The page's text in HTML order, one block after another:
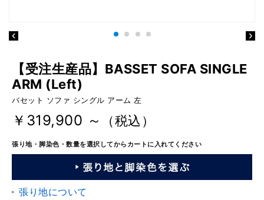
【受注生産品】BASSET SOFA SINGLE
ARM (Left)
バセット ソファ シングル アーム 左
￥319,900 ～ （税込）
張り地・脚染色・数量を選択してからカートに入れてください
張り地について